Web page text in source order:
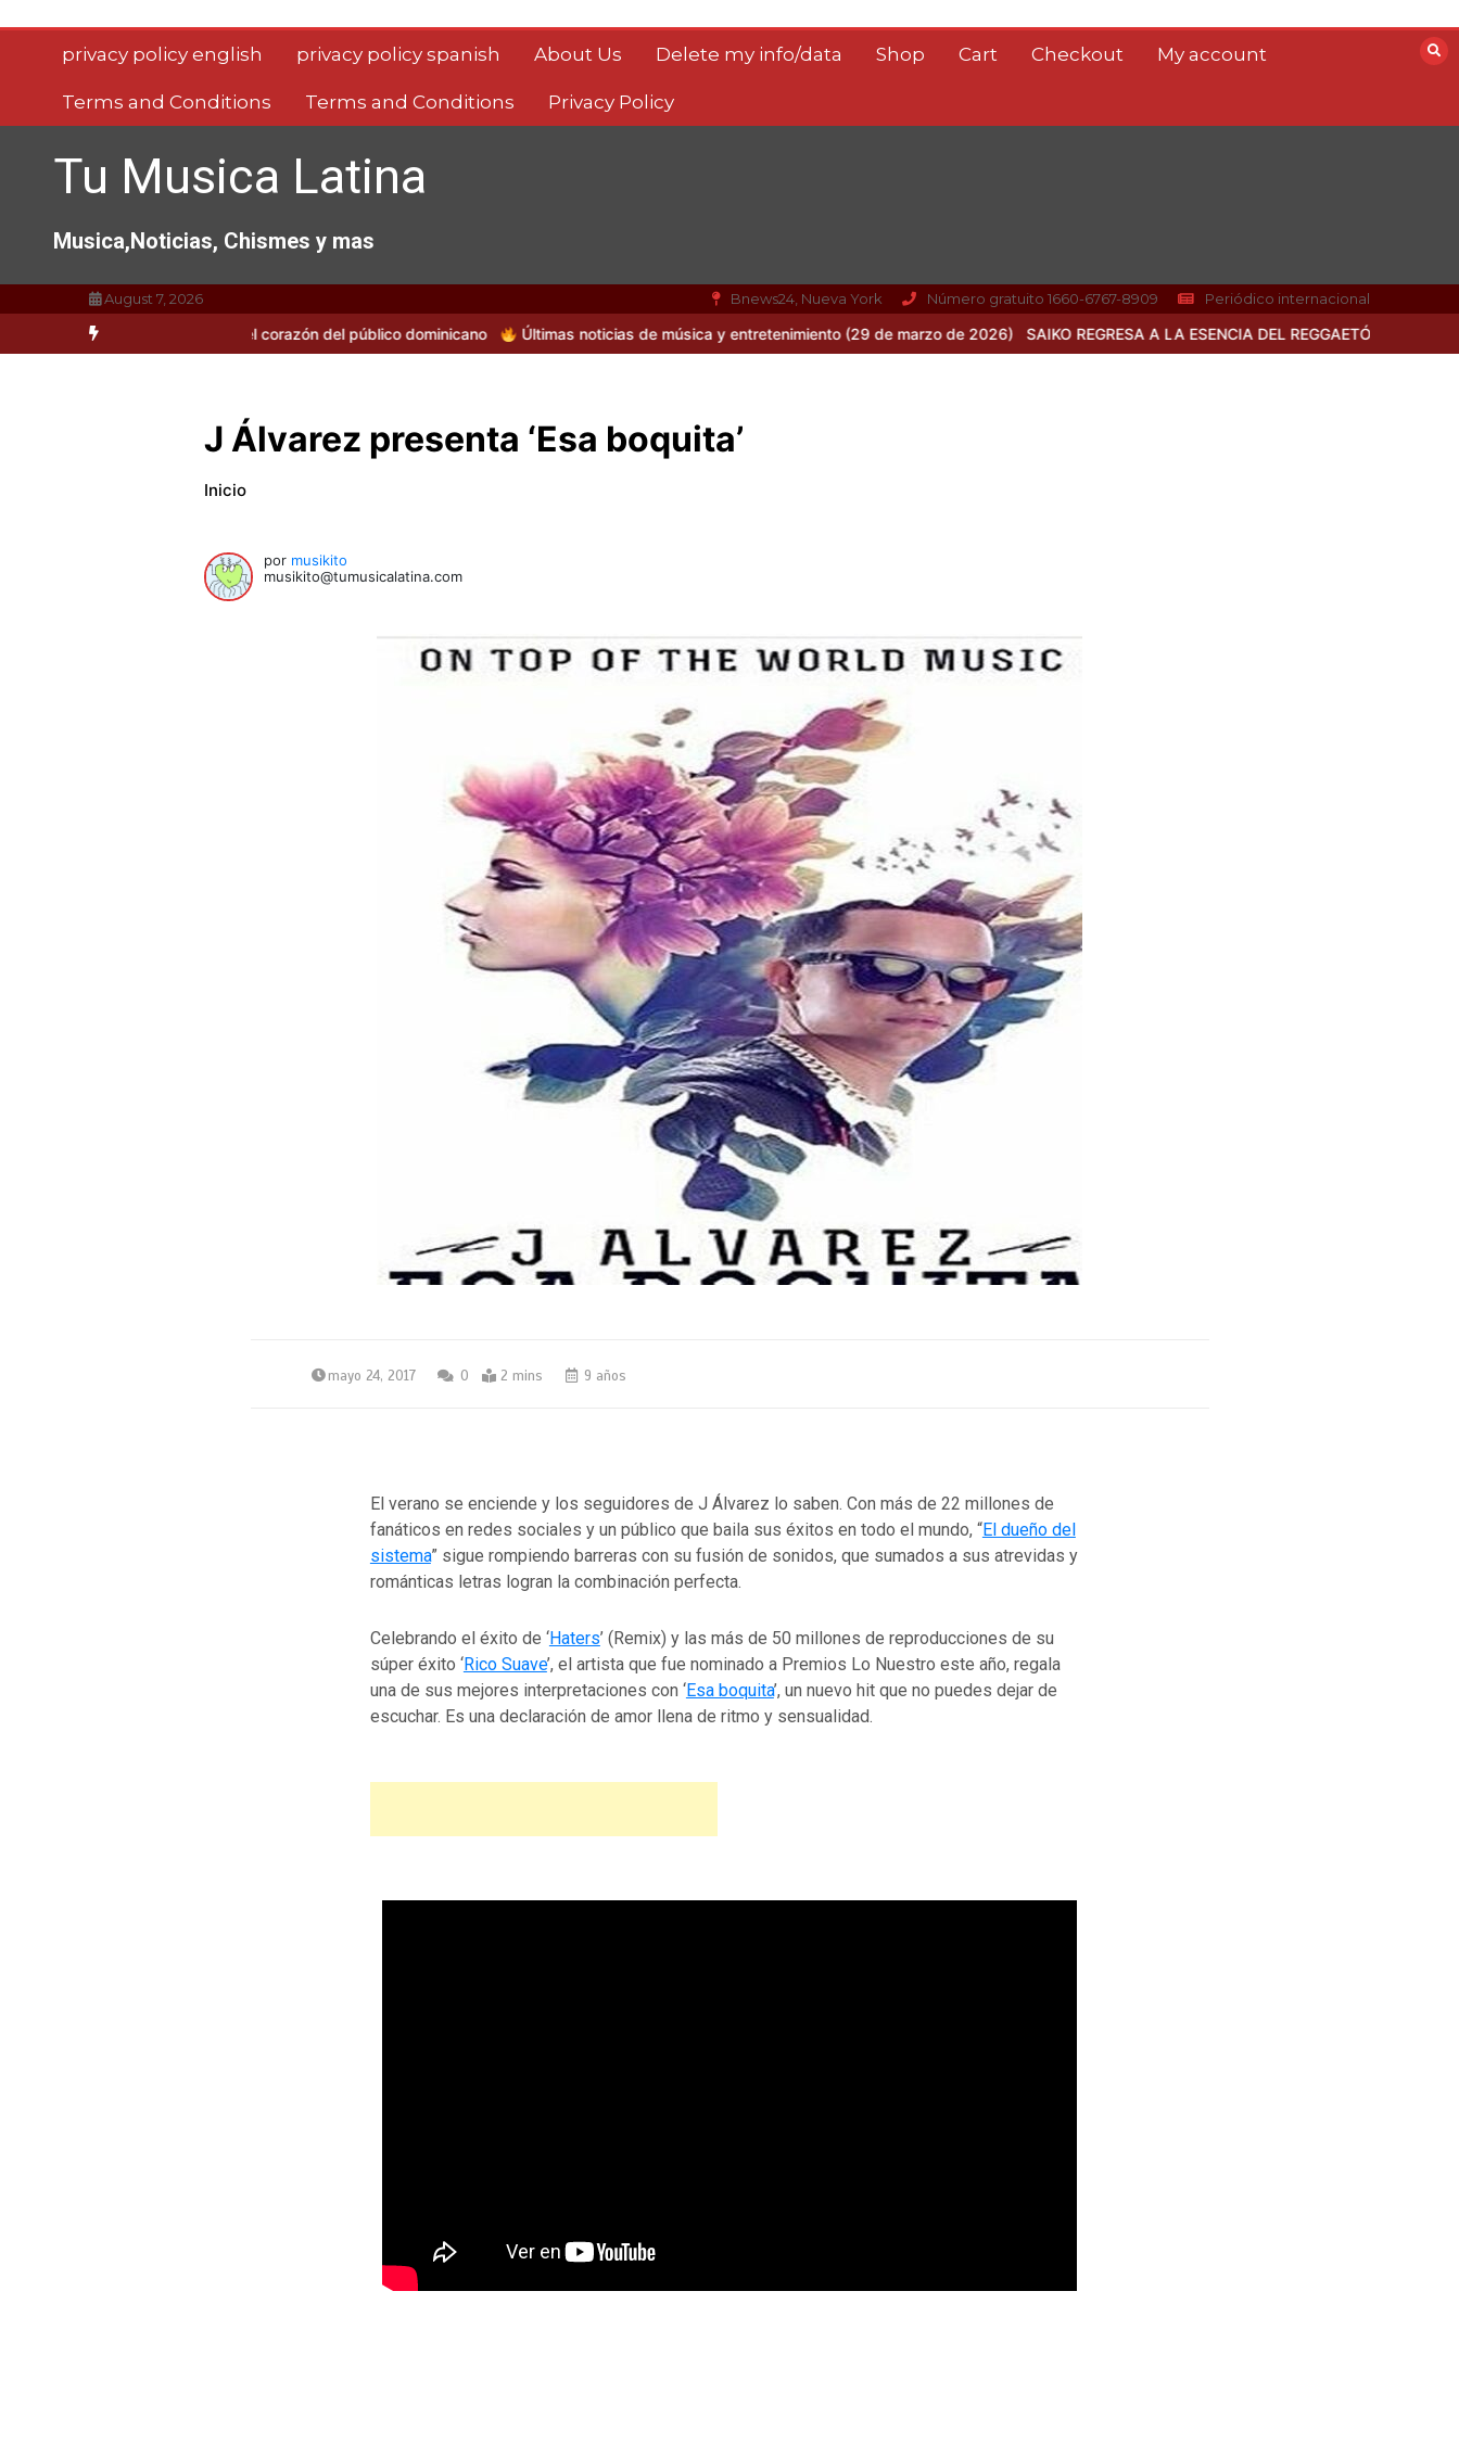
contenidoprivacy policy english privacy policy spanish About Us Delete my info/data Shop Cart Checkout My account
Terms and Conditions Terms and Conditions Privacy Policy
Tu Musica Latina
Musica,Noticias, Chismes y mas
August 7, 2026 Bnews24, Nueva York Número gratuito 1660-6767-8909 Periódico internacional
se roba el corazón del público dominicano Últimas noticias de música y entretenimiento (29 de marzo de 2026) SAIKO REGRESA A LA ESENCIA DEL REGGAETÓN CLÁSICO CON “ELLAELLA”
J Álvarez presenta ‘Esa boquita’
Inicio
por musikito
musikito@tumusicalatina.com
mayo 24, 2017 0 2 mins 9 años
El verano se enciende y los seguidores de J Álvarez lo saben. Con más de 22 millones de
fanáticos en redes sociales y un público que baila sus éxitos en todo el mundo, “El dueño del
sistema” sigue rompiendo barreras con su fusión de sonidos, que sumados a sus atrevidas y
románticas letras logran la combinación perfecta.
Celebrando el éxito de ‘Haters’ (Remix) y las más de 50 millones de reproducciones de su
súper éxito ‘Rico Suave’, el artista que fue nominado a Premios Lo Nuestro este año, regala
una de sus mejores interpretaciones con ‘Esa boquita’, un nuevo hit que no puedes dejar de
escuchar. Es una declaración de amor llena de ritmo y sensualidad.